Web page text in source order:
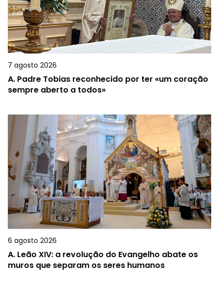
7 agosto 2026
A. Padre Tobias reconhecido por ter «um coração
sempre aberto a todos»
6 agosto 2026
A. Leão XIV: a revolução do Evangelho abate os
muros que separam os seres humanos